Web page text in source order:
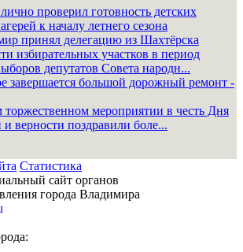
проверил готовность детских
к началу летнего сезона
принял делегацию из Шахтёрска
избирательных участков в период
депутатов Совета народн...
завершается большой дорожный ремонт -
торжественном мероприятии в честь Дня
верности поздравили боле...
Статистика
сайт органов
города Владимира